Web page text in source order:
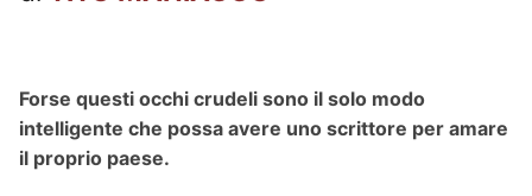
Forse questi occhi crudeli sono il solo modo
intelligente che possa avere uno scrittore per amare
il proprio paese.